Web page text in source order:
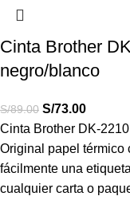
Cinta Brother
negro/blanco
S/89.00 S/73.00
Cinta Brother DK-
Original papel
fácilmente una
cualquier carta o